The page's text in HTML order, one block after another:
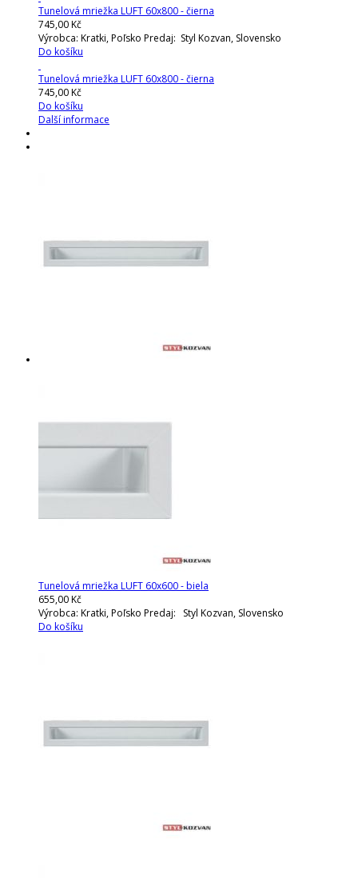
Tunelová mriežka LUFT 60x800 - čierna
745,00 Kč
Výrobca: Kratki, Poľsko Predaj: Styl Kozvan, Slovensko
Do košíku
Tunelová mriežka LUFT 60x800 - čierna
745,00 Kč
Do košíku
Další informace
Tunelová mriežka LUFT 60x600 - biela
655,00 Kč
Výrobca: Kratki, Poľsko Predaj: Styl Kozvan, Slovensko
Do košíku